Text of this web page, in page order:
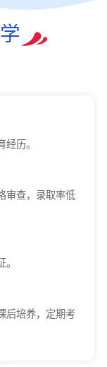
历。
审查，录取率低
后培养，定期考